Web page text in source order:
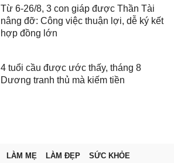
Từ 6-26/8, 3 con giáp được Thần Tài
nâng đỡ: Công việc thuận lợi, dễ ký kết
hợp đồng lớn
4 tuổi cầu được ước thấy, tháng 8
Dương tranh thủ mà kiếm tiền
LÀM MẸ LÀM ĐẸP SỨC KHỎE